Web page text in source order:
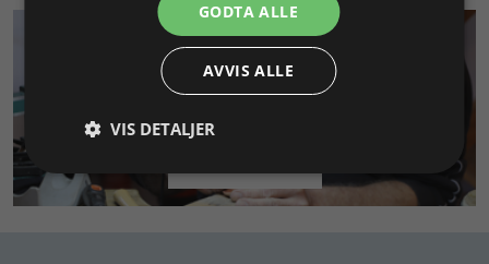
SMYKKEKURS
GODTA ALLE
AVVIS ALLE
VIS DETALJER